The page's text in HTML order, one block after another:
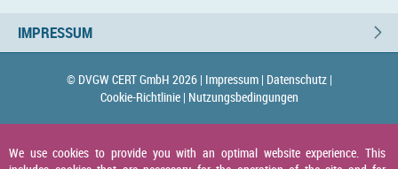
IMPRESSUM
© DVGW CERT GmbH 2026 | Impressum | Datenschutz |
Cookie-Richtlinie | Nutzungsbedingungen
We use cookies to provide you with an optimal website experience. This